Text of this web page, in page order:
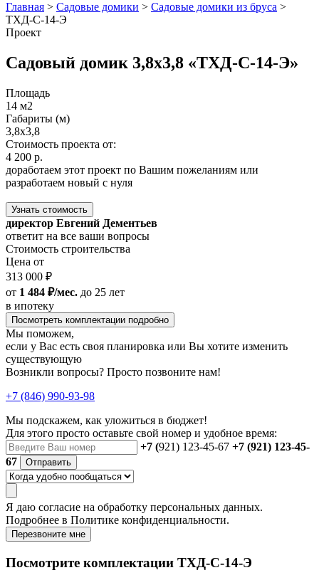
Главная > Садовые домики > Садовые домики из бруса >
ТХД-С-14-Э
Проект
Садовый домик 3,8x3,8 «ТХД-С-14-Э»
Площадь
14 м2
Габариты (м)
3,8x3,8
Стоимость проекта от:
4 200 р.
доработаем этот проект по Вашим пожеланиям или
разработаем новый с нуля
Узнать стоимость
директор Евгений Дементьев
ответит на все ваши вопросы
Стоимость строительства
Цена от
313 000 ₽
от 1 484 ₽/мес. до 25 лет
в ипотеку
Посмотреть комплектации подробно
Мы поможем,
если у Вас есть своя планировка или Вы хотите изменить
существующую
Возникли вопросы? Просто позвоните нам!
+7 (846) 990-93-98
Мы подскажем, как уложиться в бюджет!
Для этого просто оставьте свой номер и удобное время:
+7 (921) 123-45-67 +7 (921) 123-45-
67
Отправить
Я даю согласие на обработку персональных данных.
Подробнее в Политике конфиденциальности.
Перезвоните мне
Посмотрите комплектации ТХД-С-14-Э